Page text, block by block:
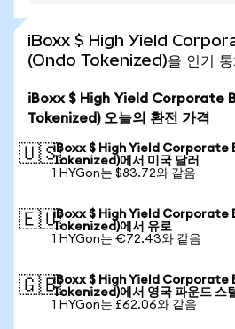
iBoxx $ High Yield
(Ondo Tokenized)을 인기 통
iBoxx $ High Yield Corporate
Tokenized) 오늘의 환전 가격
🇺🇸iBoxx $ High Yield Corporate
Tokenized)에서 미국 달러
1 HYGon는 $83.72와 같음
🇪🇺iBoxx $ High Yield Corporate
Tokenized)에서 유로
1 HYGon는 €72.43와 같음
🇬🇧iBoxx $ High Yield Corporate
Tokenized)에서 영국 파운드 스
1 HYGon는 £62.06와 같음